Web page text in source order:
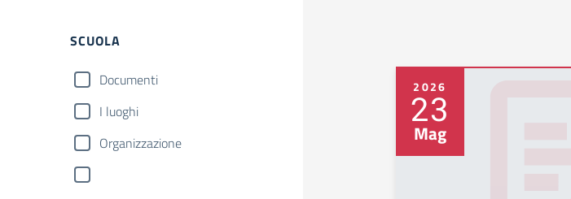
SCUOLA
Documenti
I luoghi
Organizzazione
2026
23
Mag